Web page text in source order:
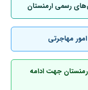
رسمی ارمنستان
امور مهاجرتی
جهت ادامه